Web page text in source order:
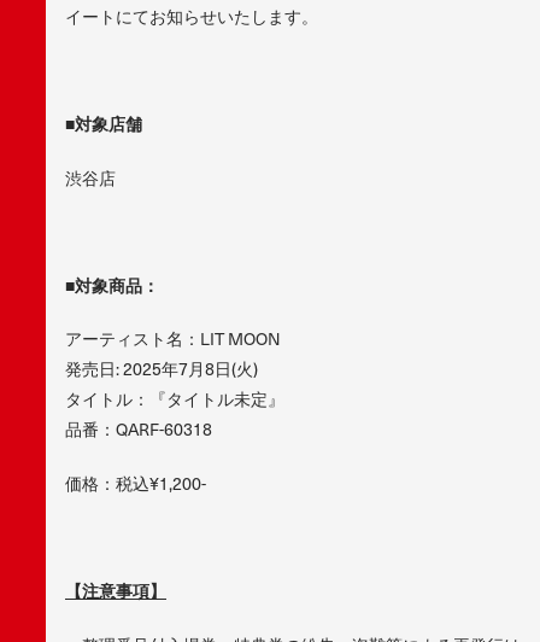
イートにてお知らせいたします。
■対象店舗
渋谷店
■対象商品：
アーティスト名：LIT MOON
発売日: 2025年7月8日(火)
タイトル：『タイトル未定』
品番：QARF-60318
価格：税込¥1,200-
【注意事項】